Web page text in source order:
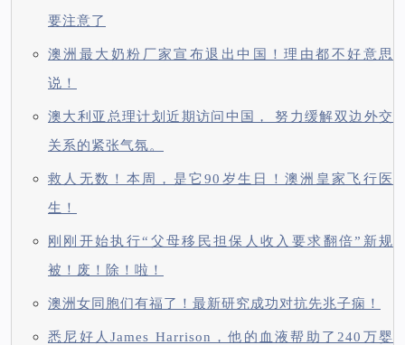
要注意了
澳洲最大奶粉厂家宣布退出中国！理由都不好意思
说！
澳大利亚总理计划近期访问中国， 努力缓解双边外交
关系的紧张气氛。
救人无数！本周，是它90岁生日！澳洲皇家飞行医
生！
刚刚开始执行“父母移民担保人收入要求翻倍”新规
被！废！除！啦！
澳洲女同胞们有福了！最新研究成功对抗先兆子痫！
悉尼好人James Harrison，他的血液帮助了240万婴